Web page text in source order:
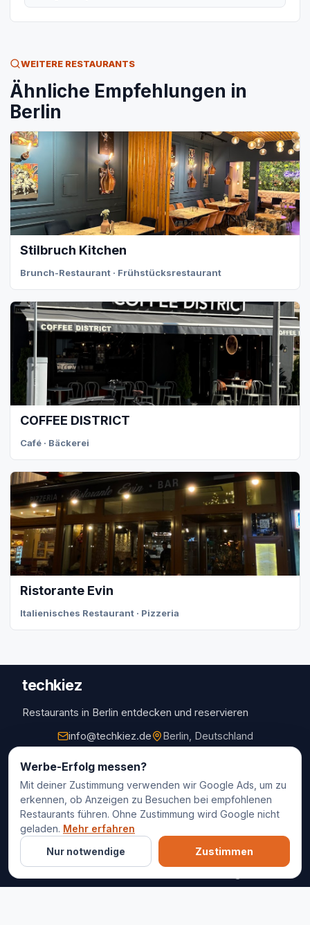
WEITERE RESTAURANTS
Ähnliche Empfehlungen in
Berlin
Stilbruch Kitchen
Brunch-Restaurant · Frühstücksrestaurant
COFFEE DISTRICT
Café · Bäckerei
Ristorante Evin
Italienisches Restaurant · Pizzeria
techkiez
Restaurants in Berlin entdecken und reservieren
info@techkiez.de
Berlin, Deutschland
Restaurants
Restaurantauswahl
Für Unternehmen
Kontakt
© 2025 techkiez. Alle Rechte vorbehalten.
Werbe-Erfolg messen?
Mit deiner Zustimmung verwenden wir Google Ads, um zu
erkennen, ob Anzeigen zu Besuchen bei empfohlenen
Restaurants führen. Ohne Zustimmung wird Google nicht
geladen. Mehr erfahren
Nur notwendige
Zustimmen